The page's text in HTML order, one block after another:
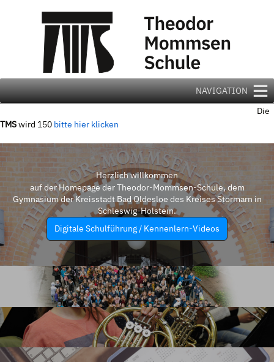
NAVIGATION
Die
TMSwird 150 bitte hier klicken
Herzlich willkommen
auf der Homepage der Theodor-Mommsen-Schule, dem
Gymnasium der Kreisstadt Bad Oldesloe des Kreises Stormarn in
Schleswig-Holstein.
Digitale Schulführung / Kennenlern-Videos